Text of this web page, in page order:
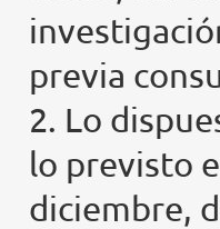
previa
2. Lo
lo previsto
diciembre,